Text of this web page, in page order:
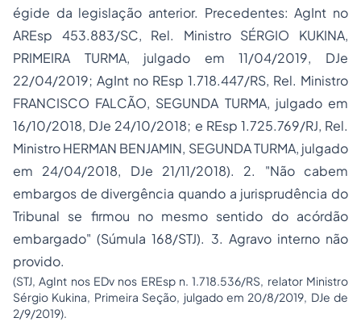
égide da legislação anterior. Precedentes: AgInt no
AREsp 453.883/SC, Rel. Ministro SÉRGIO KUKINA,
PRIMEIRA TURMA, julgado em 11/04/2019, DJe
22/04/2019; AgInt no REsp 1.718.447/RS, Rel. Ministro
FRANCISCO FALCÃO, SEGUNDA TURMA, julgado em
16/10/2018, DJe 24/10/2018; e REsp 1.725.769/RJ, Rel.
Ministro HERMAN BENJAMIN, SEGUNDA TURMA, julgado
em 24/04/2018, DJe 21/11/2018). 2. "Não cabem
embargos de divergência quando a jurisprudência do
Tribunal se firmou no mesmo sentido do acórdão
embargado" (Súmula 168/STJ). 3. Agravo interno não
provido.
(STJ, AgInt nos EDv nos EREsp n. 1.718.536/RS, relator Ministro
Sérgio Kukina, Primeira Seção, julgado em 20/8/2019, DJe de
2/9/2019).